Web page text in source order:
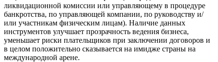
ликвидационной комиссии или управляющему в процедуре
банкротства, по управляющей компании, по руководству и/
или участникам физическим лицам). Наличие данных
инструментов улучшает прозрачность ведения бизнеса,
уменьшает риски плательщиков при заключении договоров и
в целом положительно сказывается на имидже страны на
международной арене.